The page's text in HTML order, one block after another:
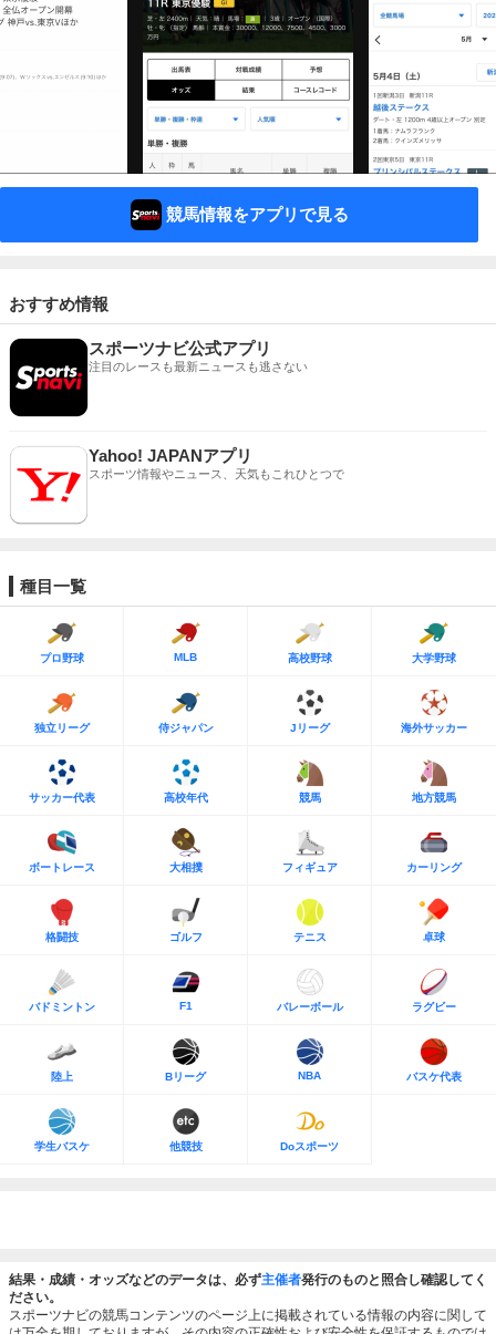
競馬情報をアプリで見る
おすすめ情報
スポーツナビ公式アプリ
注目のレースも最新ニュースも逃さない
Yahoo! JAPANアプリ
スポーツ情報やニュース、天気もこれひとつで
種目一覧
プロ野球 MLB 高校野球 大学野球
独立リーグ 侍ジャパン Jリーグ 海外サッカー
サッカー代表 高校年代 競馬 地方競馬
ボートレース 大相撲 フィギュア カーリング
格闘技 ゴルフ テニス 卓球
バドミントン F1 バレーボール ラグビー
陸上 Bリーグ NBA バスケ代表
学生バスケ 他競技 Doスポーツ
結果・成績・オッズなどのデータは、必ず主催者発行のものと照合し確認してく
ださい。
スポーツナビの競馬コンテンツのページ上に掲載されている情報の内容に関して